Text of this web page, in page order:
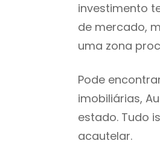
investimento
de mercado,
uma zona
Pode
imobiliárias,
estado. Tudo
acautelar.